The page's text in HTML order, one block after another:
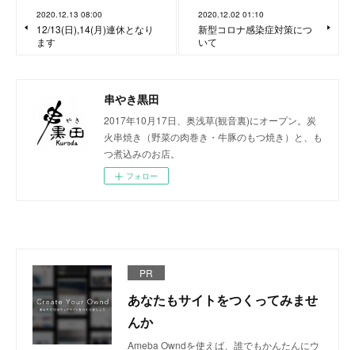
2020.12.13 08:00
12/13(日),14(月)連休となり
ます
2020.12.02 01:10
新型コロナ感染症対策につ
いて
串やき黒田
2017年10月17日、奥浅草(観音裏)にオープン。炭
火串焼き（野菜の肉巻き・牛豚のもつ焼き）と、も
つ煮込みのお店。
フォロー
PR
あなたもサイトをつくってみませ
んか
Ameba Owndを使えば、誰でもかんたんにウ